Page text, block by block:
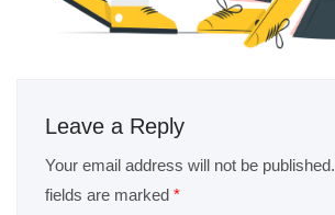
Leave a Reply
Your email address will not be published.
fields are marked *